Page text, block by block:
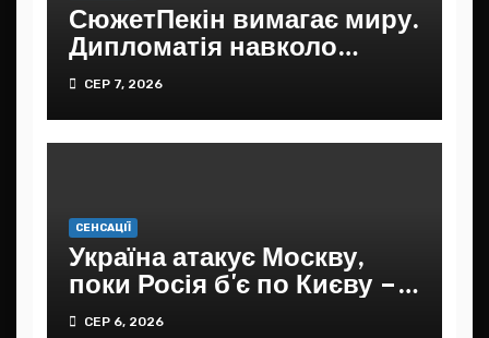
СюжетПекін вимагає миру.
Дипломатія навколо
України
СЕР 7, 2026
СЕНСАЦІЇ
Україна атакує Москву,
поки Росія б'є по Києву –
ЦПД
СЕР 6, 2026